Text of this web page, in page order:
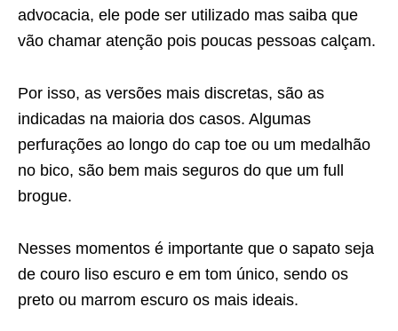
advocacia, ele pode ser utilizado mas saiba que
vão chamar atenção pois poucas pessoas calçam.
Por isso, as versões mais discretas, são as
indicadas na maioria dos casos. Algumas
perfurações ao longo do cap toe ou um medalhão
no bico, são bem mais seguros do que um full
brogue.
Nesses momentos é importante que o sapato seja
de couro liso escuro e em tom único, sendo os
preto ou marrom escuro os mais ideais.